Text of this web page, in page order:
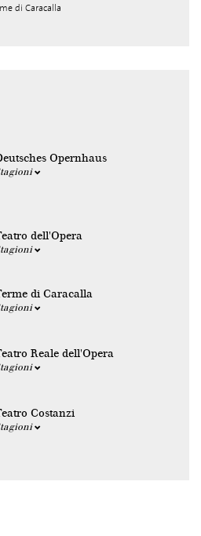
di Caracalla
Opernhaus
dell'Opera
di Caracalla
Reale dell'Opera
Costanzi